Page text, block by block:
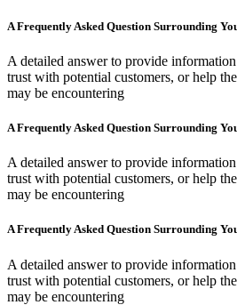
A Frequently Asked Question Surrounding
A detailed answer to provide
trust with potential customers, or help
may be encountering
A Frequently Asked Question Surrounding
A detailed answer to provide
trust with potential customers, or help
may be encountering
A Frequently Asked Question Surrounding
A detailed answer to provide
trust with potential customers, or help
may be encountering